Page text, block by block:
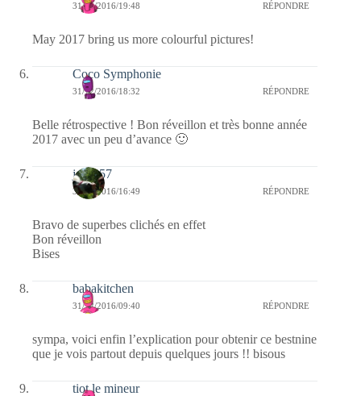
31/12/2016/19:48 RÉPONDRE
May 2017 bring us more colourful pictures!
Coco Symphonie
31/12/2016/18:32 RÉPONDRE
Belle rétrospective ! Bon réveillon et très bonne année
2017 avec un peu d’avance 🙂
jazzy57
31/12/2016/16:49 RÉPONDRE
Bravo de superbes clichés en effet
Bon réveillon
Bises
babakitchen
31/12/2016/09:40 RÉPONDRE
sympa, voici enfin l’explication pour obtenir ce bestnine
que je vois partout depuis quelques jours !! bisous
tiot le mineur